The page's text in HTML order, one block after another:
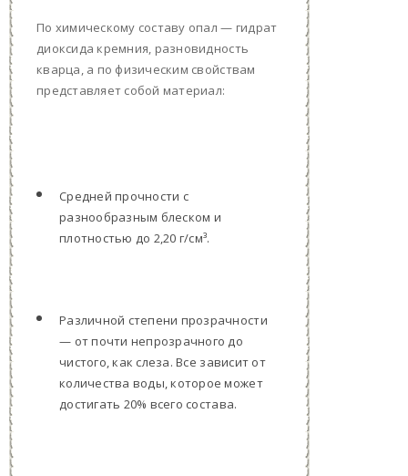
По химическому составу опал — гидрат
диоксида кремния, разновидность
кварца, а по физическим свойствам
представляет собой материал:
Средней прочности с
разнообразным блеском и
плотностью до 2,20 г/см³.
Различной степени прозрачности
— от почти непрозрачного до
чистого, как слеза. Все зависит от
количества воды, которое может
достигать 20% всего состава.